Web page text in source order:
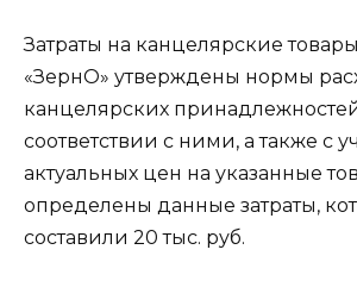
Затраты на канцелярские
«ЗернО» утверждены нормы
канцелярских
соответствии с ними, а также с
актуальных цен на указанные
определены данные затраты,
составили 20 тыс. руб.